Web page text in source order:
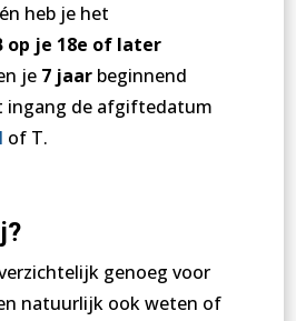
én heb je het
je 18e of later
je 7 jaarbeginnend
ingang de afgiftedatum
of T.
genoeg voor
natuurlijk ook weten of